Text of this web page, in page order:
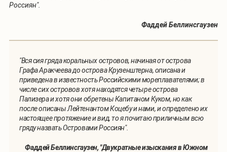
Россиян".
Фаддей Беллинсгаузен
"Вся сия гряда коральных островов, начиная от острова
Графа Аракчеева до острова Крузенштерна, описана и
приведена в известность Российскими мореплавателями; в
числе сих островов хотя находятся четыре острова
Пализера и хотя они обретены Капитаном Куком, но как
после описаны Лейтенантом Коцебу и нами, и определено их
настоящее протяжение и вид, то я почитаю приличным всю
гряду назвать Островами Россиян".
Фаддей Беллинсгаузен, "Двукратные изыскания в Южном